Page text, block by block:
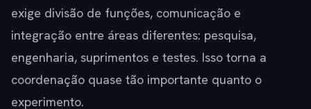
exige divisão de funções, comunicação e
integração entre áreas diferentes: pesquisa,
engenharia, suprimentos e testes. Isso torna a
coordenação quase tão importante quanto o
experimento.